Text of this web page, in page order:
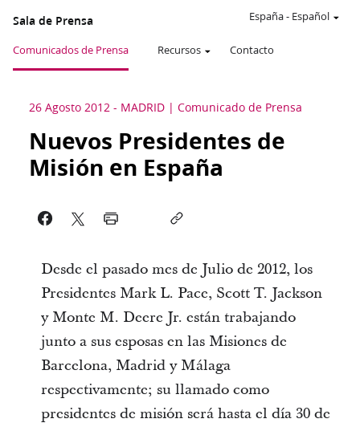
Sala de Prensa
Comunicados de Prensa Recursos Contacto
España- Español
26 Agosto 2012 - MADRID Comunicado de Prensa
Nuevos Presidentes de
Misión en España
Desde el pasado mes de Julio de 2012, los
Presidentes Mark L. Pace, Scott T. Jackson
y Monte M. Deere Jr. están trabajando
junto a sus esposas en las Misiones de
Barcelona, Madrid y Málaga
respectivamente; su llamado como
presidentes de misión será hasta el día 30 de